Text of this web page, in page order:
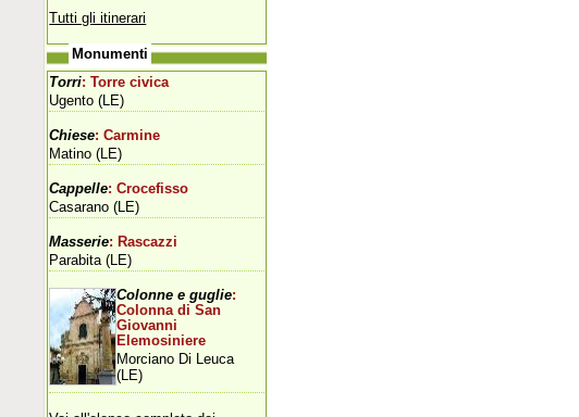
Tutti gli itinerari
Monumenti
Torri: Torre civica
Ugento (LE)
Chiese: Carmine
Matino (LE)
Cappelle: Crocefisso
Casarano (LE)
Masserie: Rascazzi
Parabita (LE)
Colonne e guglie:
Colonna di San
Giovanni
Elemosiniere
Morciano Di Leuca
(LE)